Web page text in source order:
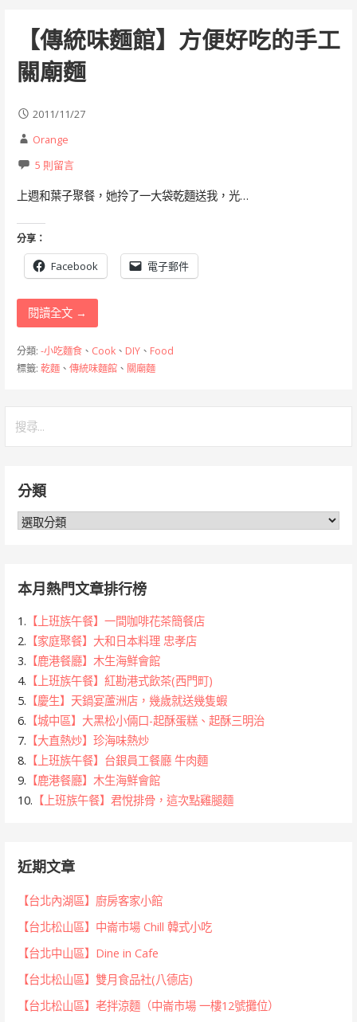
【傳統味麵館】方便好吃的手工
關廟麵
2011/11/27
Orange
5 則留言
上週和葉子聚餐，她拎了一大袋乾麵送我，光…
分享：
Facebook 電子郵件
閱讀全文 →
分類: -小吃麵食、 Cook、 DIY、 Food
標籤: 乾麵、 傳統味麵館、 關廟麵
字:分類
分
本月熱門文章排行榜
1. 【上班族午餐】一間咖啡花茶簡餐店
2. 【家庭聚餐】大和日本料理 忠孝店
3. 【鹿港餐廳】木生海鮮會館
4. 【上班族午餐】紅勘港式飲茶(西門町)
5. 【慶生】天鍋宴蘆洲店，幾歲就送幾隻蝦
6. 【城中區】大黑松小倆口-起酥蛋糕、起酥三明治
7. 【大直熱炒】珍海味熱炒
8. 【上班族午餐】台銀員工餐廳 牛肉麵
9. 【鹿港餐廳】木生海鮮會館
10. 【上班族午餐】君悅排骨，這次點雞腿麵
近期文章
【台北內湖區】廚房客家小館
【台北松山區】中崙市場 Chill 韓式小吃
【台北中山區】Dine in Cafe
【台北松山區】雙月食品社(八德店)
【台北松山區】老拌涼麵（中崙市場 一樓12號攤位）